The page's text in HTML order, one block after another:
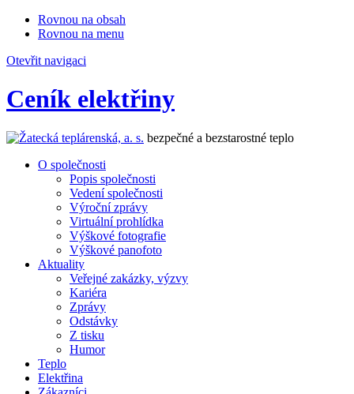
Rovnou na obsah
Rovnou na menu
Otevřit navigaci
Ceník elektřiny
bezpečné a bezstarostné teplo
O společnosti
Popis společnosti
Vedení společnosti
Výroční zprávy
Virtuální prohlídka
Výškové fotografie
Výškové panofoto
Aktuality
Veřejné zakázky, výzvy
Kariéra
Zprávy
Odstávky
Z tisku
Humor
Teplo
Elektřina